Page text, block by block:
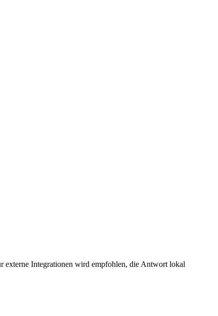
externe Integrationen wird empfohlen, die Antwort lokal